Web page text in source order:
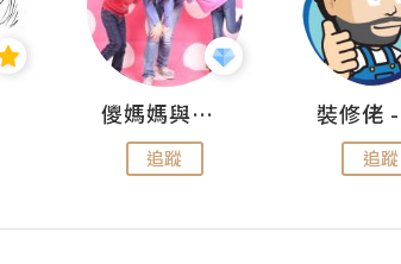
儍媽媽與兩隻小魔怪之家
追蹤 追蹤